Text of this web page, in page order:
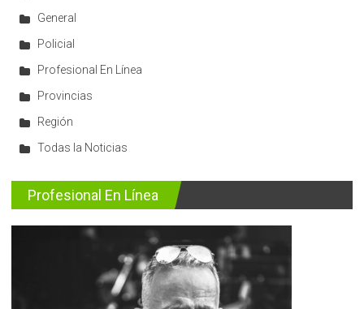
General
Policial
Profesional En Línea
Provincias
Región
Todas la Noticias
Profesional En Línea